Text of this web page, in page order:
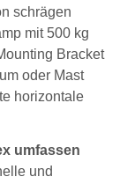
schrägen
mit 500 kg
Bracket
oder Mast
horizontale
umfassen
und